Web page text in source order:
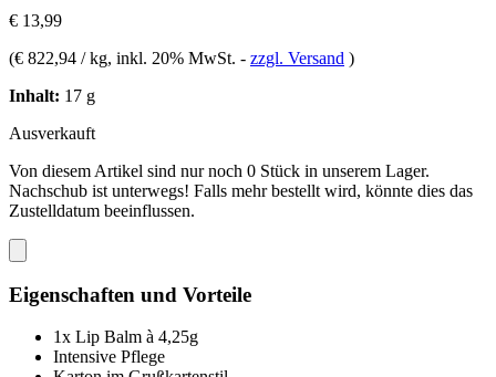
€ 13,99
(€ 822,94 / kg, inkl. 20% MwSt. - zzgl. Versand )
Inhalt: 17 g
Ausverkauft
Von diesem Artikel sind nur noch 0 Stück in unserem Lager.
Nachschub ist unterwegs! Falls mehr bestellt wird, könnte dies das
Zustelldatum beeinflussen.
Eigenschaften und Vorteile
1x Lip Balm à 4,25g
Intensive Pflege